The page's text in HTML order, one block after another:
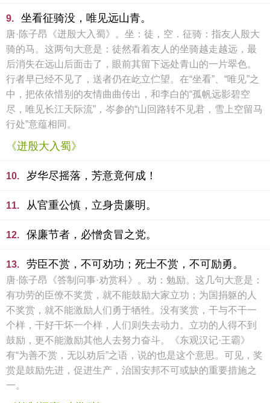
9. 坐看征骑没，唯见远山青。
唐·陈子昂《迸殷大入蜀》。坐：徒，空．征骑：指友人殷大
骑的马。这两句大意是：徒然看着友人的坐骑越走越远，最
后消失在远山后面击了，眼前其留下远处青山的一片翠色。
行者早已经不见了，送者仍在屹立伫望。在“坐看”、“唯见”之
中，把依依惜别的友情曲曲传出，和李白的“孤帆远影碧空
尽，唯见长江天际流”，岑参的“山回路转不见君，雪上空留马
行处”意蕴相同。
《迸殷大入蜀》
10. 岁华尽摇落，芳意竟何成！
11. 从官重公慎，立身贵廉明。
12. 保廉节者，必憎贪冒之党。
13. 劳臣不赏，不可劝功；死士不赏，不可励勇。
唐·陈子昂《答制问事·劝赏科》。劝：勉励。这几句大意是：
有功劳的臣僚不奖赏，就不能鼓励大家立功；为国捐躯的人
不奖赏，就不能激励人们勇于牺牲。没有奖赏，干与不干一
个样，干好干坏一个样，人们则失去动力。立功的人得不到
鼓励，更不能激励其他人去努力奋斗。《东观汉记·王霸》
有“为善不赏，无以劝后”之语，说的也是这个意思。可见，奖
赏是鼓励先进，促进生产，治国安邦不可或缺的重要措施之
一。